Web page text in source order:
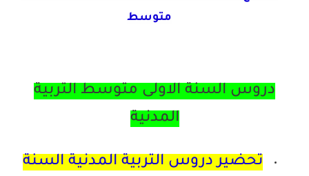
متوسط
دروس السنة الاولى متوسط التربية
المدنية
تحضير دروس التربية المدنية السنة